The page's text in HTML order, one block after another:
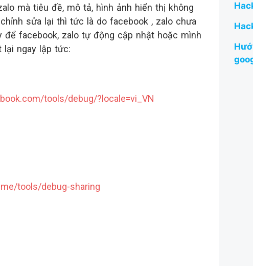
mà tiêu đề, mô tả, hình ảnh hiển thị không
sửa lại thì tức là do facebook , zalo chưa
facebook, zalo tự động cập nhật hoặc mình
lại ngay lập tức:
tools/debug/?locale=vi_VN
tools/debug-sharing